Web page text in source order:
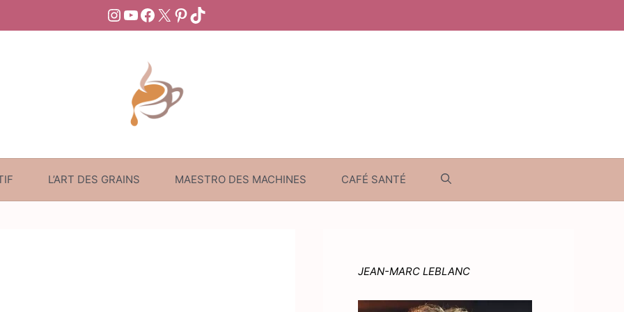
Instagram
YouTube
Facebook
X Pinterest
TikTok
L’ART DES GRAINS MAESTRO DES MACHINES CAFÉ SANTÉ
JEAN-MARC LEBLANC